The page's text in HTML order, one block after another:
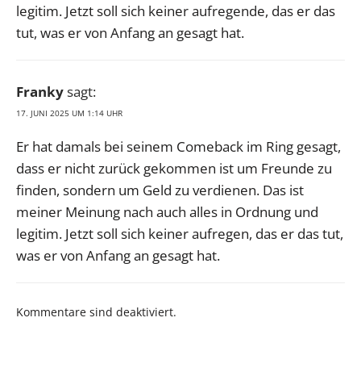
legitim. Jetzt soll sich keiner aufregende, das er das
tut, was er von Anfang an gesagt hat.
Frankysagt:
17. JUNI 2025 UM 1:14 UHR
Er hat damals bei seinem Comeback im Ring gesagt,
dass er nicht zurück gekommen ist um Freunde zu
finden, sondern um Geld zu verdienen. Das ist
meiner Meinung nach auch alles in Ordnung und
legitim. Jetzt soll sich keiner aufregen, das er das tut,
was er von Anfang an gesagt hat.
Kommentare sind deaktiviert.